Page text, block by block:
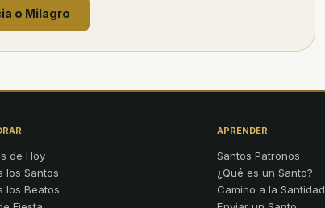
o Milagro
de Hoy
los Santos
los Beatos
APRENDER
Santos Patronos
¿Qué es un Santo?
Camino a la Santidad